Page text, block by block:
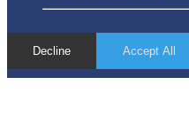
Decline Accept All